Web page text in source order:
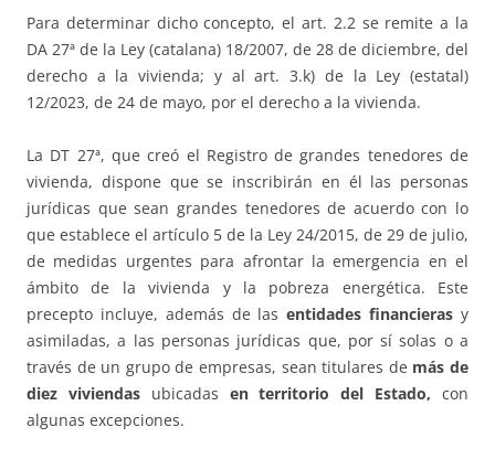
Para determinar dicho concepto, el art. 2.2 se remite a la
DA 27ª de la Ley (catalana) 18/2007, de 28 de diciembre, del
derecho a la vivienda; y al art. 3.k) de la Ley (estatal)
12/2023, de 24 de mayo, por el derecho a la vivienda.
La DT 27ª, que creó el Registro de grandes tenedores de
vivienda, dispone que se inscribirán en él las personas
jurídicas que sean grandes tenedores de acuerdo con lo
que establece el artículo 5 de la Ley 24/2015, de 29 de julio,
de medidas urgentes para afrontar la emergencia en el
ámbito de la vivienda y la pobreza energética. Este
precepto incluye, además de lasentidades financieras y
asimiladas, a las personas jurídicas que, por sí solas o a
través de un grupo de empresas, sean titulares de más de
diez viviendasubicadas en territorio del Estado, con
algunas excepciones.